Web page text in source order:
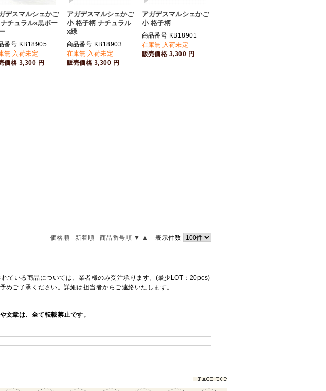
デスマルシェかご
チュラルx黒ボー
番号 KB18905
無 入荷未定
価格 3,300 円
アガデスマルシェかご
小 格子柄 ナチュラル
x緑
商品番号 KB18903
在庫無 入荷未定
販売価格 3,300 円
アガデスマルシェかご
小 格子柄
商品番号 KB18901
在庫無 入荷未定
販売価格 3,300 円
価格順 新着順 商品番号順 ▼ ▲ 表示件数
れている商品については、業者様のみ受注承ります。(最少LOT：20pcs)
ご了承ください。詳細は担当者からご連絡いたします。
文章は、全て転載禁止です。